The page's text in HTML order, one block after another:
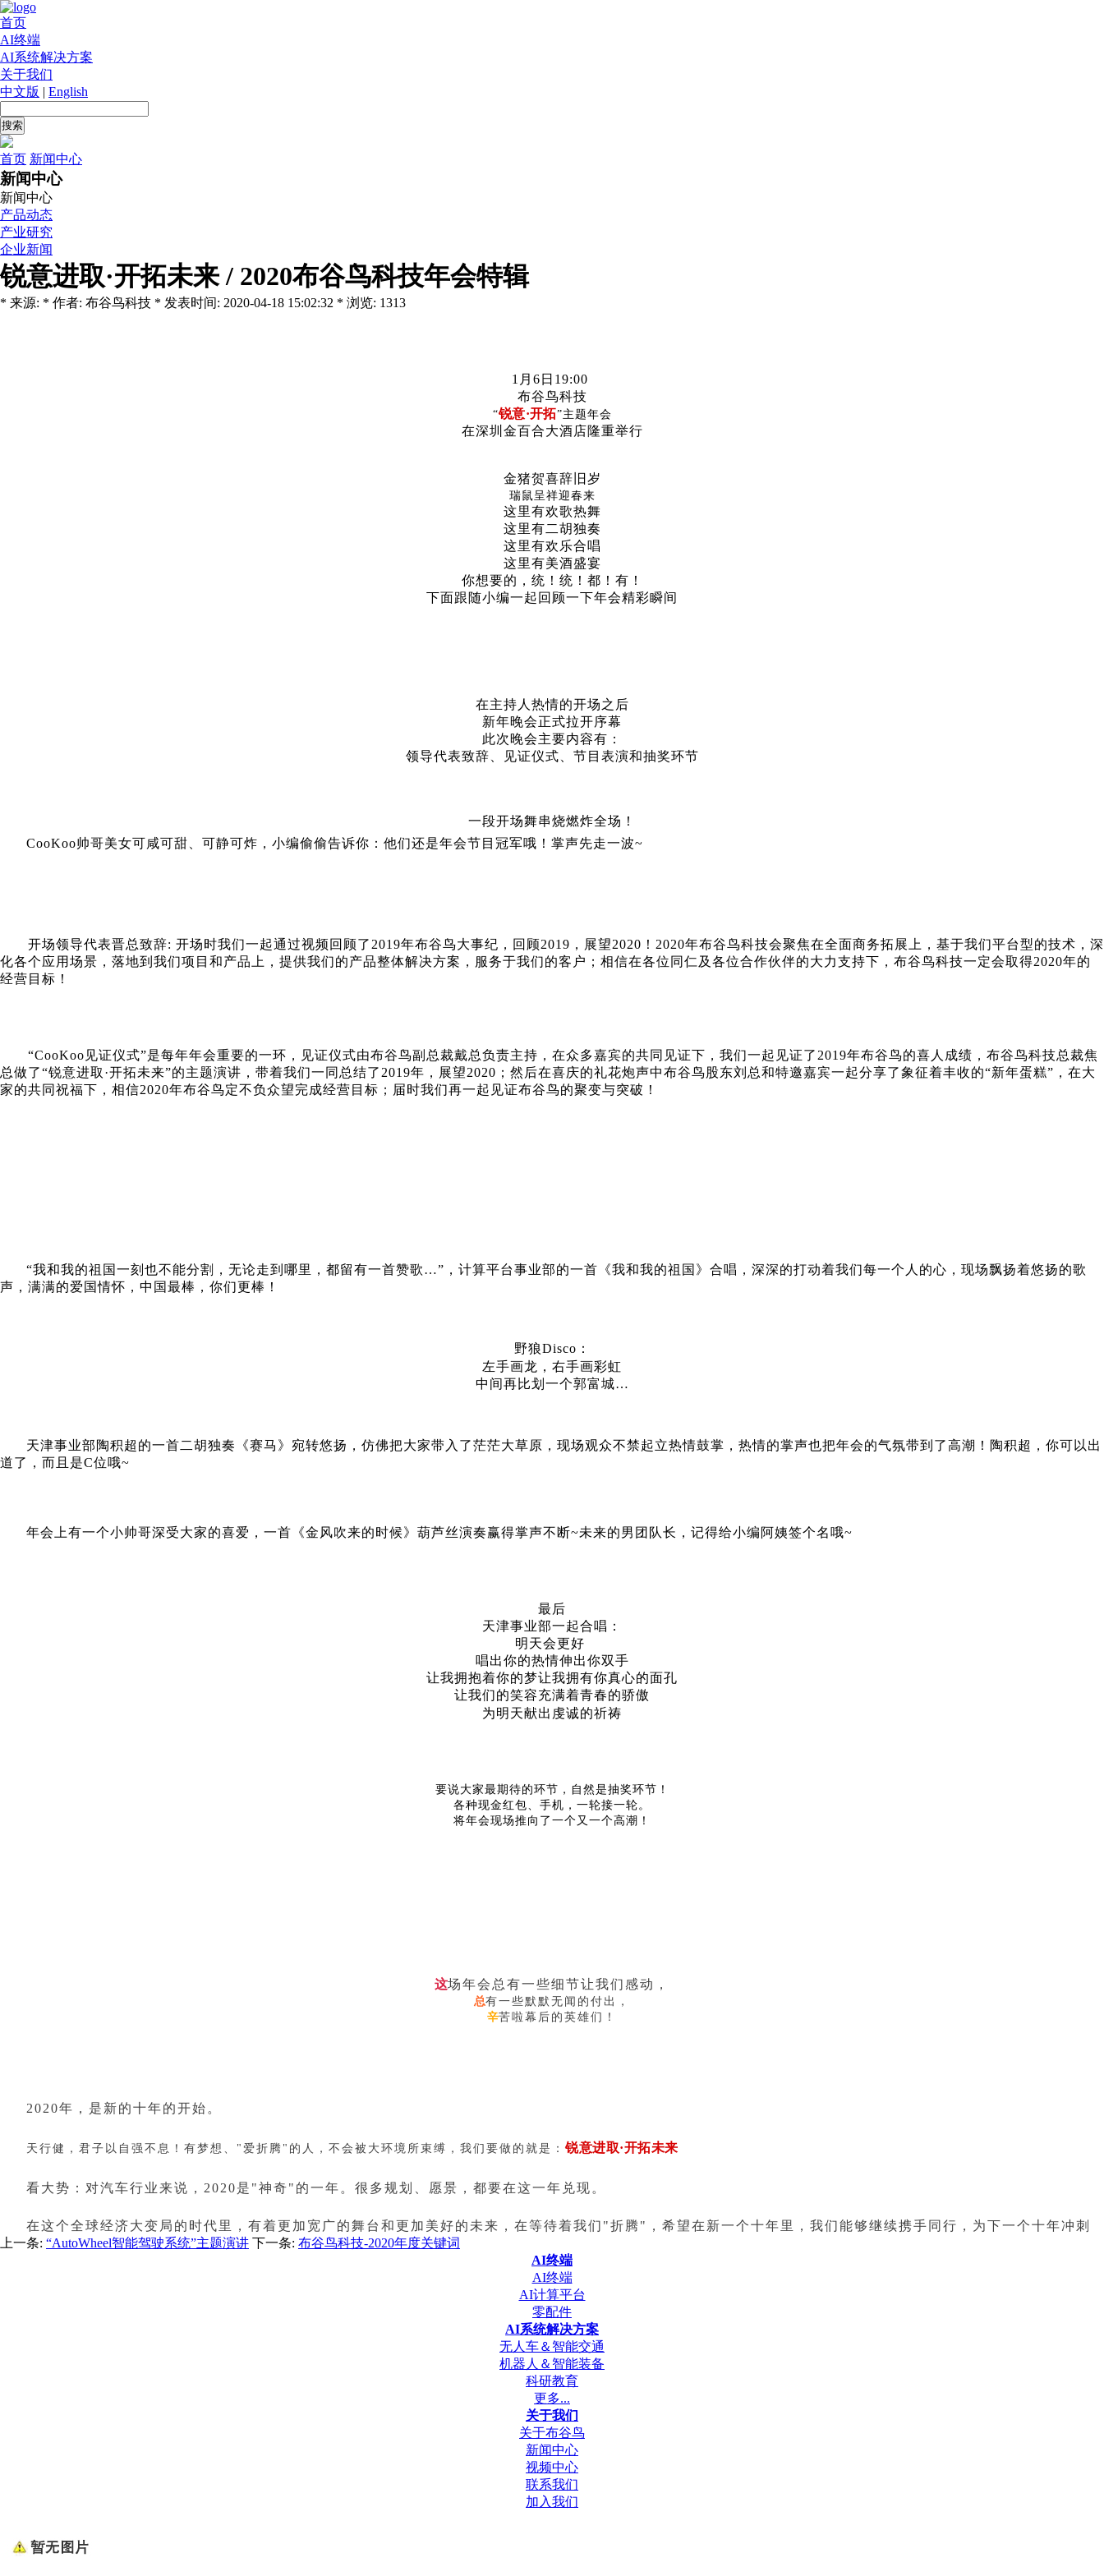
首页
AI终端
AI系统解决方案
关于我们
中文版 | English
首页 新闻中心
新闻中心
新闻中心
产品动态
产业研究
企业新闻
锐意进取·开拓未来 / 2020布谷鸟科技年会特辑
* 来源: * 作者: 布谷鸟科技 * 发表时间: 2020-04-18 15:02:32 * 浏览: 1313
1月6日19:00
布谷鸟科技
“锐意·开拓”主题年会
在深圳金百合大酒店隆重举行
金猪贺喜辞旧岁
瑞鼠呈祥迎春来
这里有欢歌热舞
这里有二胡独奏
这里有欢乐合唱
这里有美酒盛宴
你想要的，统！统！都！有！
下面跟随小编一起回顾一下年会精彩瞬间
在主持人热情的开场之后
新年晚会正式拉开序幕
此次晚会主要内容有：
领导代表致辞、见证仪式、节目表演和抽奖环节
一段开场舞串烧燃炸全场！
CooKoo帅哥美女可咸可甜、可静可炸，小编偷偷告诉你：他们还是年会节目冠军哦！掌声先走一波~
开场领导代表晋总致辞: 开场时我们一起通过视频回顾了2019年布谷鸟大事纪，回顾2019，展望2020！2020年布谷鸟科技会聚焦在全面商务拓展上，基于我们平台型的技术，深
化各个应用场景，落地到我们项目和产品上，提供我们的产品整体解决方案，服务于我们的客户；相信在各位同仁及各位合作伙伴的大力支持下，布谷鸟科技一定会取得2020年的
经营目标！
“CooKoo见证仪式”是每年年会重要的一环，见证仪式由布谷鸟副总裁戴总负责主持，在众多嘉宾的共同见证下，我们一起见证了2019年布谷鸟的喜人成绩，布谷鸟科技总裁焦
总做了“锐意进取·开拓未来”的主题演讲，带着我们一同总结了2019年，展望2020；然后在喜庆的礼花炮声中布谷鸟股东刘总和特邀嘉宾一起分享了象征着丰收的“新年蛋糕”，在大
家的共同祝福下，相信2020年布谷鸟定不负众望完成经营目标；届时我们再一起见证布谷鸟的聚变与突破！
“我和我的祖国一刻也不能分割，无论走到哪里，都留有一首赞歌…”，计算平台事业部的一首《我和我的祖国》合唱，深深的打动着我们每一个人的心，现场飘扬着悠扬的歌
声，满满的爱国情怀，中国最棒，你们更棒！
野狼Disco：
左手画龙，右手画彩虹
中间再比划一个郭富城…
天津事业部陶积超的一首二胡独奏《赛马》宛转悠扬，仿佛把大家带入了茫茫大草原，现场观众不禁起立热情鼓掌，热情的掌声也把年会的气氛带到了高潮！陶积超，你可以出
道了，而且是C位哦~
年会上有一个小帅哥深受大家的喜爱，一首《金风吹来的时候》葫芦丝演奏赢得掌声不断~未来的男团队长，记得给小编阿姨签个名哦~
最后
天津事业部一起合唱：
明天会更好
唱出你的热情伸出你双手
让我拥抱着你的梦让我拥有你真心的面孔
让我们的笑容充满着青春的骄傲
为明天献出虔诚的祈祷
要说大家最期待的环节，自然是抽奖环节！
各种现金红包、手机，一轮接一轮。
将年会现场推向了一个又一个高潮！
这场年会总有一些细节让我们感动，
总有一些默默无闻的付出，
辛苦啦幕后的英雄们！
2020年，是新的十年的开始。
天行健，君子以自强不息！有梦想、"爱折腾"的人，不会被大环境所束缚，我们要做的就是： 锐意进取·开拓未来
看大势：对汽车行业来说，2020是"神奇"的一年。很多规划、愿景，都要在这一年兑现。
在这个全球经济大变局的时代里，有着更加宽广的舞台和更加美好的未来，在等待着我们"折腾"，希望在新一个十年里，我们能够继续携手同行，为下一个十年冲刺
上一条: “AutoWheel智能驾驶系统”主题演讲 下一条: 布谷鸟科技-2020年度关键词
AI终端
AI终端
AI计算平台
零配件
AI系统解决方案
无人车＆智能交通
机器人＆智能装备
科研教育
更多...
关于我们
关于布谷鸟
新闻中心
视频中心
联系我们
加入我们